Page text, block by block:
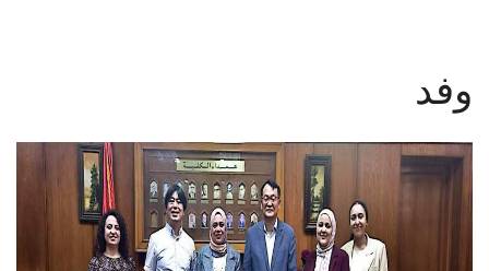
الأنظمة الذكية
وفد